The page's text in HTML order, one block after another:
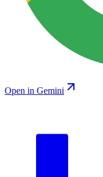
Open in Gemini